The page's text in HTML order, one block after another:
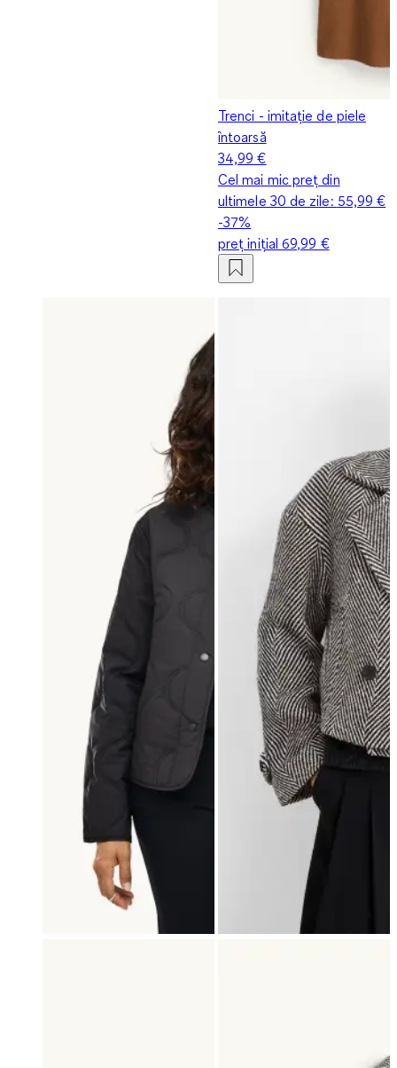
Trenci - imitație de piele
întoarsă
34,99 €
Cel mai mic preț din
ultimele 30 de zile: 55,99 €
-37%
preț inițial69,99 €